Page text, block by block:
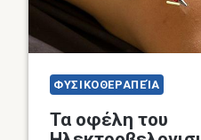
ΦΥΣΙΚΟΘΕΡΑΠΕΊΑ
Τα οφέλη του